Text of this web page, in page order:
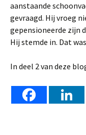
aanstaande
gevraagd. Hij vroeg
gepensioneerde zijn
Hij stemde in. Dat
In deel 2 van deze